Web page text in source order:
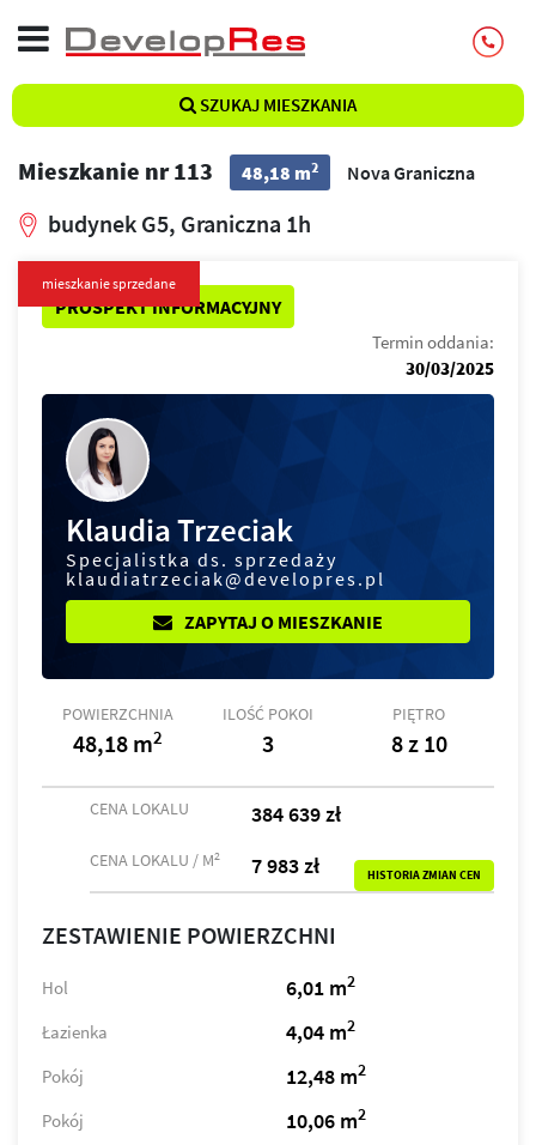
SZUKAJ MIESZKANIA
Mieszkanie nr 113 48,18 m2 Nova Graniczna
budynek G5, Graniczna 1h
PROSPEKT INFORMACYJNY
mieszkanie sprzedane
Termin oddania:
30/03/2025
Klaudia Trzeciak
Specjalistka ds. sprzedaży
klaudiatrzeciak@developres.pl
ZAPYTAJ O MIESZKANIE
POWIERZCHNIA
48,18 m2
ILOŚĆ POKOI
3
PIĘTRO
8 z 10
CENA LOKALU 384 639 zł
CENA LOKALU / M2 7 983 zł HISTORIA ZMIAN CEN
ZESTAWIENIE POWIERZCHNI
Hol 6,01 m2
Łazienka 4,04 m2
Pokój 12,48 m2
Pokój 10,06 m2